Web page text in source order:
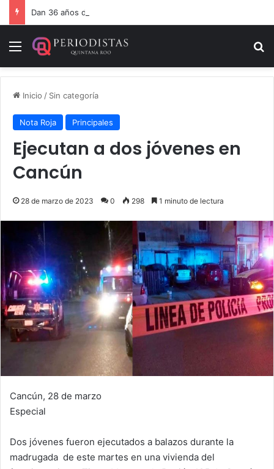
Menú
Inicio / Sin categoría
Nota Roja Principales
Ejecutan a dos jóvenes en
Cancún
28 de marzo de 2023 0 298 1 minuto de lectura
Cancún, 28 de marzo
Especial
Dos jóvenes fueron ejecutados a balazos durante la
madrugada de este martes en una vivienda del